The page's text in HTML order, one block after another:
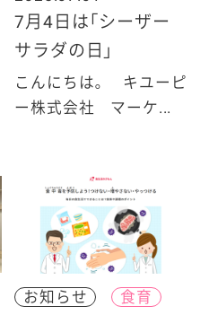
7月4日は「シーザー
サラダの日」
こんにちは。 キユーピ
ー株式会社 マーケ...
お知らせ
食育